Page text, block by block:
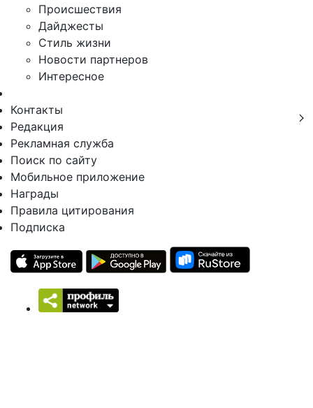
Происшествия
Дайджесты
Стиль жизни
Новости партнеров
Интересное
Контакты
Редакция
Рекламная служба
Поиск по сайту
Мобильное приложение
Награды
Правила цитирования
Подписка